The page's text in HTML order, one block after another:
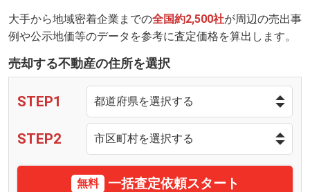
大手から地域密着企業までの全国約2,500社が周辺の売出事
例や公示地価等のデータを参考に査定価格を算出します。
売却する不動産の住所を選択
STEP1
STEP2
無料 一括査定依頼スタート